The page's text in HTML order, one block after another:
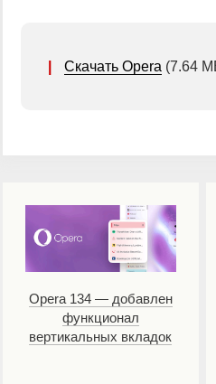
Скачать Opera (7.64
Opera 134 — добавлен
функционал
вертикальных вкладок